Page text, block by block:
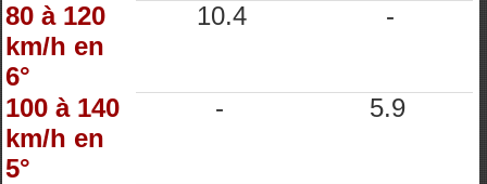
80 à 120
km/h en
6°
10.4 -
100 à 140
km/h en
5°
- 5.9